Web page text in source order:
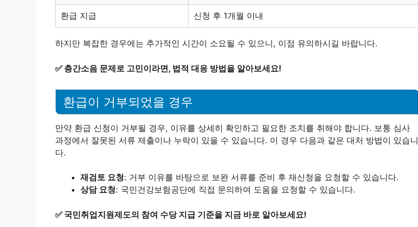
환급 지급 신청 후 1개월 이내
하지만 복잡한 경우에는 추가적인 시간이 소요될 수 있으니, 이점 유의하시길 바랍니다.
✅ 층간소음 문제로 고민이라면, 법적 대응 방법을 알아보세요!
환급이 거부되었을 경우
만약 환급 신청이 거부될 경우, 이유를 상세히 확인하고 필요한 조치를 취해야 합니다. 보통 심사
과정에서 잘못된 서류 제출이나 누락이 있을 수 있습니다. 이 경우 다음과 같은 대처 방법이 있습니
다.
재검토 요청: 거부 이유를 바탕으로 보완 서류를 준비 후 재신청을 요청할 수 있습니다.
상담 요청: 국민건강보험공단에 직접 문의하여 도움을 요청할 수 있습니다.
✅ 국민취업지원제도의 참여 수당 지급 기준을 지금 바로 알아보세요!